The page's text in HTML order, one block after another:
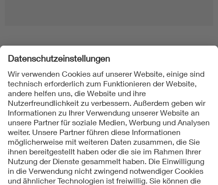
Folgen Sie uns
Kontakt